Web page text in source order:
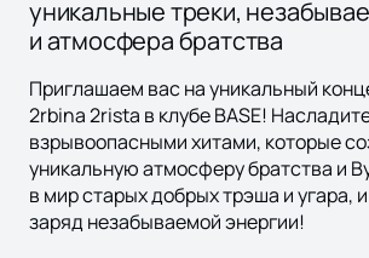
уникальные треки,
и атмосфера братства
Приглашаем вас на уникальный
2rbina 2rista в клубе BASE!
взрывоопасными хитами, которые
уникальную атмосферу братства и
в мир старых добрых трэша и угара,
заряд незабываемой энергии!